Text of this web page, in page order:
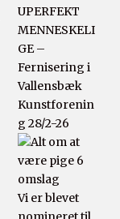
UPERFEKT
MENNESKELI
GE –
Fernisering i
Vallensbæk
Kunstforenin
g 28/2-26
Vi er blevet